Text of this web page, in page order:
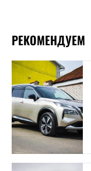
РЕКОМЕНДУЕМ